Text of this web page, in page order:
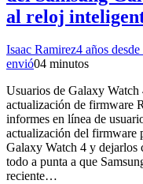
al reloj
Isaac Ramirez4 años
envió04 minutos
Usuarios de Galaxy Watch
actualización de firmware
informes en línea de
actualización del firmware
Galaxy Watch 4 y dejarlos
todo a punta a que
reciente…